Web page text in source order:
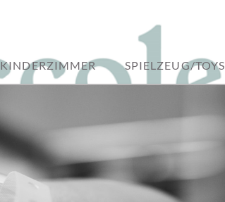
KINDERZIMMER SPIELZEUG/TOYS